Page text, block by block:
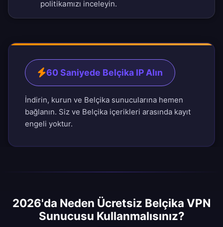
politikamızı inceleyin.
60 Saniyede Belçika IP Alın
İndirin, kurun ve Belçika sunucularına hemen
bağlanın. Siz ve Belçika içerikleri arasında kayıt
engeli yoktur.
2026'da Neden Ücretsiz Belçika VPN
Sunucusu Kullanmalısınız?